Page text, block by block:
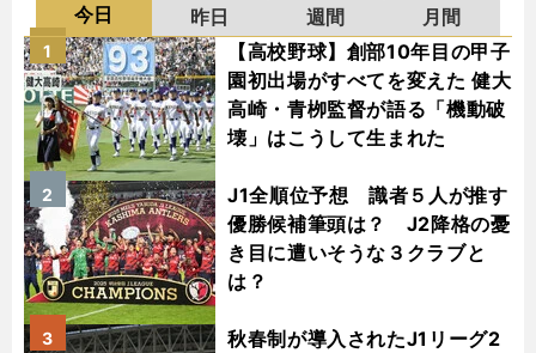
今日 昨日 週間
月間
【高校野球】創部10年目の甲子
園初出場がすべてを変えた 健大
高崎・青栁監督が語る「機動破
壊」はこうして生まれた
1
J1全順位予想 識者５人が推す
優勝候補筆頭は？ J2降格の憂
き目に遭いそうな３クラブと
は？
2
秋春制が導入されたJ1リーグ2
3